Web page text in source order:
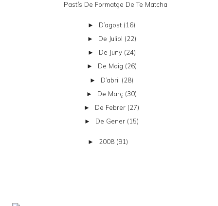
Pastís De Formatge De Te Matcha
► D’agost (16)
► De Juliol (22)
► De Juny (24)
► De Maig (26)
► D’abril (28)
► De Març (30)
► De Febrer (27)
► De Gener (15)
► 2008 (91)